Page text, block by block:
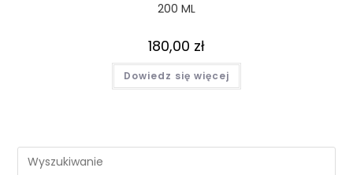
200 ML
180,00 zł
Dowiedz się więcej